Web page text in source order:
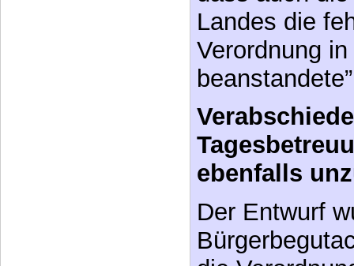
Landes die
Verordnung
ebenfalls
Der Entwurf